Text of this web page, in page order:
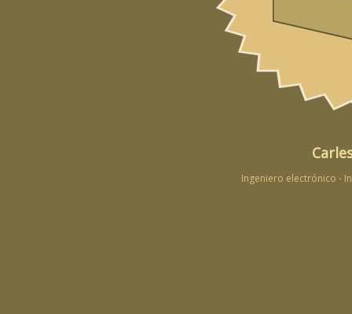
Ingeniero electrónico -